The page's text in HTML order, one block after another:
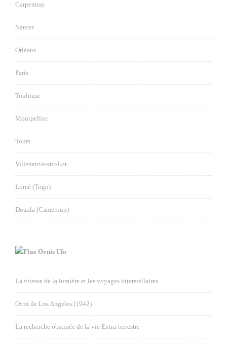
Carpentras
Nantes
Orléans
Paris
Toulouse
Montpellier
Tours
Villeneuve-sur-Lot
Lomé (Togo)
Douala (Cameroun)
Ovnis Ufo
La vitesse de la lumière et les voyages interstellaires
Ovni de Los Angeles (1942)
La recherche obstinée de la vie Extra-terrestre